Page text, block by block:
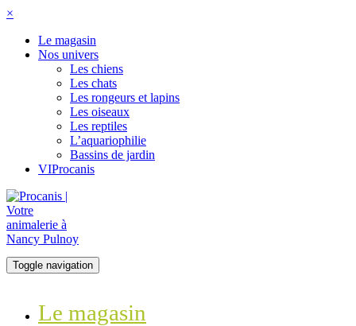
×
Le magasin
Nos univers
Les chiens
Les chats
Les rongeurs et lapins
Les oiseaux
Les reptiles
L’aquariophilie
Bassins de jardin
VIProcanis
Toggle navigation
Le magasin